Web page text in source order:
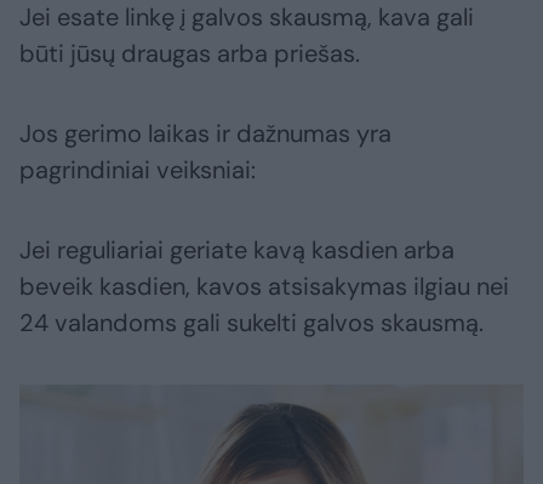
Jei esate linkę į galvos skausmą, kava gali
būti jūsų draugas arba priešas.
Jos gerimo laikas ir dažnumas yra
pagrindiniai veiksniai:
Jei reguliariai geriate kavą kasdien arba
beveik kasdien, kavos atsisakymas ilgiau nei
24 valandoms gali sukelti galvos skausmą.